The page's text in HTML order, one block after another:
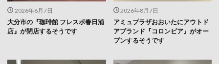
2026年8月7日
大分市の『珈琲館 フレスポ春日浦
店』が閉店するそうです
2026年8月7日
アミュプラザおおいたにアウトド
アブランド『コロンビア』がオー
プンするそうです